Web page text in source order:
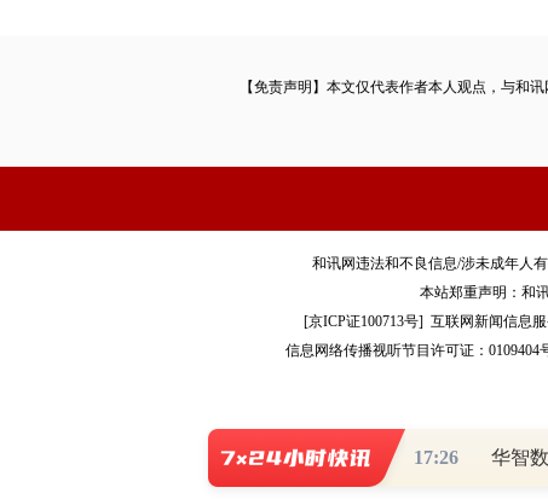
【免责声明】本文仅代表作者本人观点，与和
和讯网违法和不良信息/涉未成年人有
本站郑重声明：和
[京ICP证100713号] 互联网新闻信息
信息网络传播视听节目许可证：0109404
17:26